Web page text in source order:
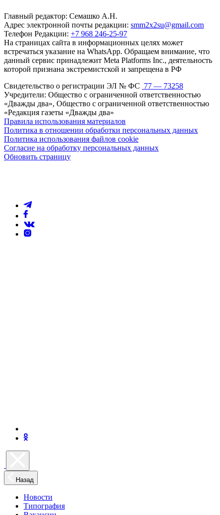
Главный редактор: Семашко А.Н.
Адрес электронной почты редакции: smm2x2su@gmail.com
Телефон Редакции: +7 968 246-25-97
На страницах сайта в информационных целях может
встречаться указание на WhatsApp. Обращаем внимание, что
данный сервис принадлежит Meta Platforms Inc., деятельность
которой признана экстремистской и запрещена в РФ
Свидетельство о регистрации ЭЛ № ФС 77 — 73258
Учредители: Общество с ограниченной ответственностью
«Дважды два», Общество с ограниченной ответственностью
«Редакция газеты «Дважды два»
Правила использования материалов
Политика в отношении обработки персональных данных
Политика использования файлов cookie
Согласие на обработку персональных данных
Обновить страницу
Назад
Новости
Типография